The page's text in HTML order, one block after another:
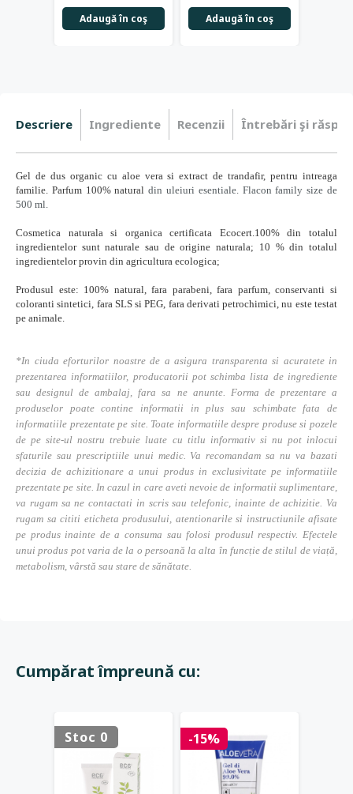
Adaugă în coş Adaugă în coş
Descriere Ingrediente Recenzii Întrebări şi
Gel de dus organic cu aloe vera si extract de trandafir, pentru intreaga
familie. Parfum 100% natural din uleiuri esentiale. Flacon family size de
500 ml.
Cosmetica naturala si organica certificata Ecocert.100% din totalul
ingredientelor sunt naturale sau de origine naturala; 10 % din totalul
ingredientelor provin din agricultura ecologica;
Produsul este: 100% natural, fara parabeni, fara parfum, conservanti si
coloranti sintetici, fara SLS si PEG, fara derivati petrochimici, nu este testat
pe animale.
*In ciuda eforturilor noastre de a asigura transparenta si acuratete in
prezentarea informatiilor, producatorii pot schimba lista de ingrediente
sau designul de ambalaj, fara sa ne anunte. Forma de prezentare a
produselor poate contine informatii in plus sau schimbate fata de
informatiile prezentate pe site. Toate informatiile despre produse si pozele
de pe site-ul nostru trebuie luate cu titlu informativ si nu pot inlocui
sfaturile sau prescriptiile unui medic. Va recomandam sa nu va bazati
decizia de achizitionare a unui produs in exclusivitate pe informatiile
prezentate pe site. In cazul in care aveti nevoie de informatii suplimentare,
va rugam sa ne contactati in scris sau telefonic, inainte de achizitie. Va
rugam sa cititi eticheta produsului, atentionarile si instructiunile afisate
pe produs inainte de a consuma sau folosi produsul respectiv. Efectele
unui produs pot varia de la o persoană la alta în funcție de stilul de viață,
metabolism, vârstă sau stare de sănătate.
Cumpărat împreună cu:
Stoc 0 -15%